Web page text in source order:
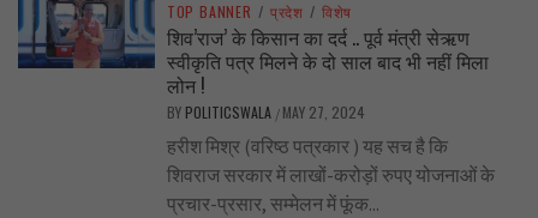
TOP BANNER / प्रदेश / विशेष
शिव’राज’ के किसान का दर्द .. पूर्व मंत्री सेऋण
स्वीकृति पत्र मिलने के दो साल बाद भी नहीं मिला
लोन !
BY POLITICSWALA / MAY 27, 2024
हरीश मिश्र (वरिष्ठ पत्रकार ) यह सच है कि
शिवराज सरकार में लाखों-करोड़ों रुपए योजनाओं के
प्रचार-प्रसार, सम्मेलन में फूंक...